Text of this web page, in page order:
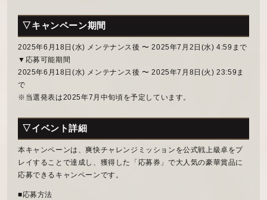
▽キャンペーン期間
2025年6月18日(水) メンテナンス後 〜 2025年7月2日(水) 4:59まで
▼応募可能期間
2025年6月18日(水) メンテナンス後 〜 2025年7月8日(火) 23:59ま
で
※当選発表は2025年7月中旬頃を予定しています。
▽イベント詳細
本キャンペーンは、爽快チャレンジミッションを公式戦上級卓をプ
レイすることで達成し、獲得した「応募券」で大人気の豪華賞品に
応募できるキャンペーンです。
■応募方法